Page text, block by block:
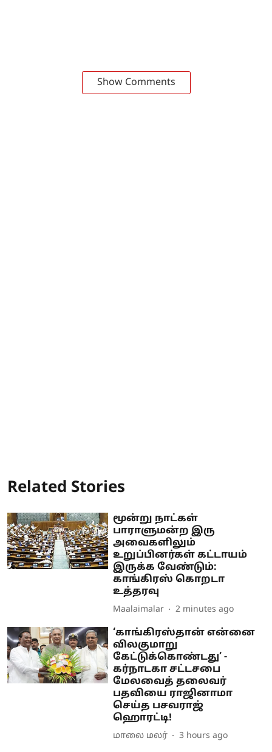
Show Comments
Related Stories
மூன்று நாட்கள்
பாராளுமன்ற இரு
அவைகளிலும்
உறுப்பினர்கள் கட்டாயம்
இருக்க வேண்டும்:
காங்கிரஸ் கொறடா
உத்தரவு
Maalaimalar 2 minutes ago
‘காங்கிரஸ்தான் என்னை
விலகுமாறு
கேட்டுக்கொண்டது’ -
கர்நாடகா சட்டசபை
மேலவைத் தலைவர்
பதவியை ராஜினாமா
செய்த பசவராஜ்
ஹொரட்டி!
மாலை மலர் 3 hours ago